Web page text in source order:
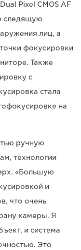
Pixel CMOS AF
следящую
лиц, а
фокусировки
Также
с
стала
на
ручную
технологии
«Большую
и
что очень
камеры. Я
и система
Это